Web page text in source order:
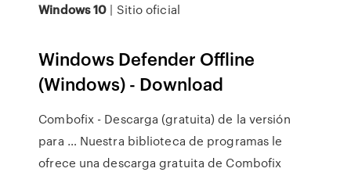
Windows10 | Sitio oficial
Windows Defender Offline
(Windows) - Download
Combofix - Descarga (gratuita) de la versión
para … Nuestra biblioteca de programas le
ofrece una descarga gratuita de Combofix